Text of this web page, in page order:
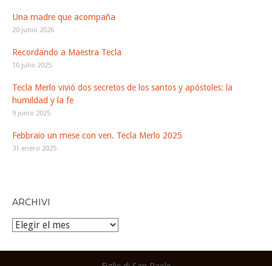
Una madre que acompaña
20 junio 2026
Recordando a Maestra Tecla
10 julio 2025
Tecla Merlo vivió dos secretos de los santos y apóstoles: la
humildad y la fe
9 junio 2025
Febbraio un mese con ven. Tecla Merlo 2025
31 enero 2025
ARCHIVI
Archivi